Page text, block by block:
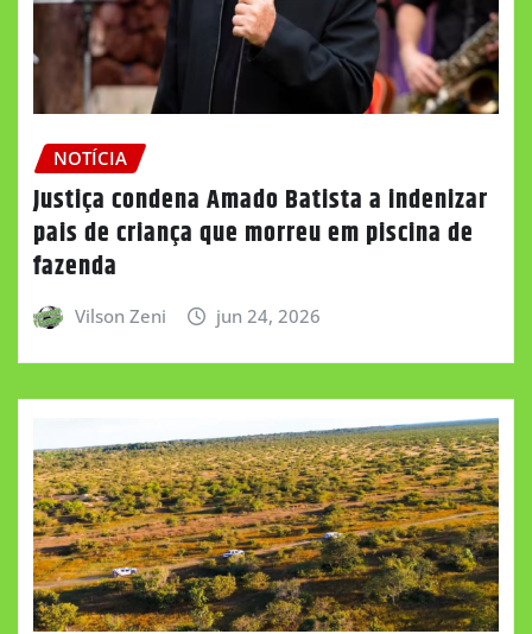
NOTÍCIA
Justiça condena Amado Batista a indenizar
pais de criança que morreu em piscina de
fazenda
Vilson Zeni jun 24, 2026